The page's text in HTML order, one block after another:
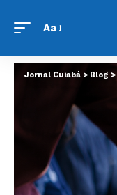
Aa
Jornal Cuiabá > Blog >